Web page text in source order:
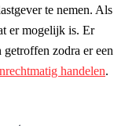
te nemen. Als
er mogelijk is. Er
zodra er een
handelen.